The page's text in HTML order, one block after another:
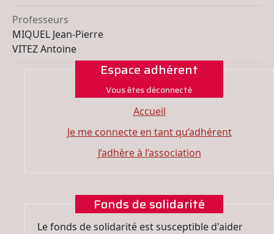
Professeurs
MIQUEL Jean-Pierre
VITEZ Antoine
Espace adhérent
Vous êtes déconnecté
Accueil
Je me connecte en tant qu’adhérent
J’adhère à l’association
Fonds de solidarité
Le fonds de solidarité est susceptible d'aider